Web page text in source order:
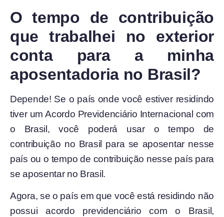
O tempo de contribuição
que trabalhei no exterior
conta para a minha
aposentadoria no Brasil?
Depende! Se o país onde você estiver residindo
tiver um Acordo Previdenciário Internacional com
o Brasil, você poderá usar o tempo de
contribuição no Brasil para se aposentar nesse
país ou o tempo de contribuição nesse país para
se aposentar no Brasil.
Agora, se o país em que você está residindo não
possui acordo previdenciário com o Brasil,